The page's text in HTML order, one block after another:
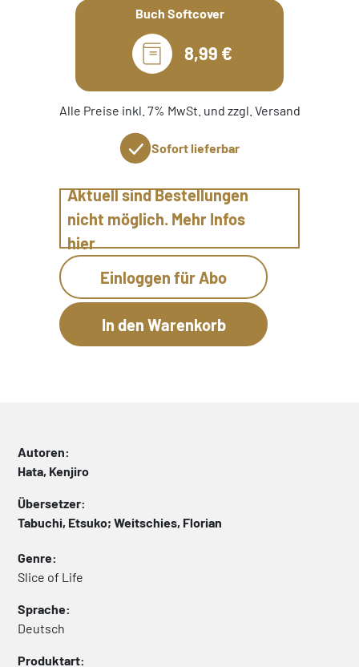
Buch Softcover
8,99 €
Alle Preise inkl. 7% MwSt. und zzgl. Versand
Sofort lieferbar
Aktuell sind Bestellungen
nicht möglich. Mehr Infos
hier
Einloggen für Abo
Autoren:
Hata, Kenjiro
Übersetzer:
Tabuchi, Etsuko; Weitschies, Florian
Genre:
Slice of Life
Sprache:
Deutsch
Produktart: